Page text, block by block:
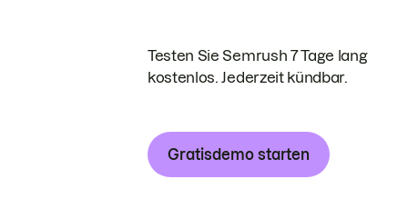
Testen Sie Semrush 7 Tage lang
kostenlos. Jederzeit kündbar.
Gratisdemo starten